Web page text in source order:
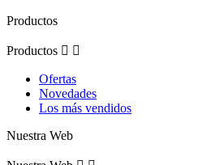
Productos
Productos  
Ofertas
Novedades
Los más vendidos
Nuestra Web